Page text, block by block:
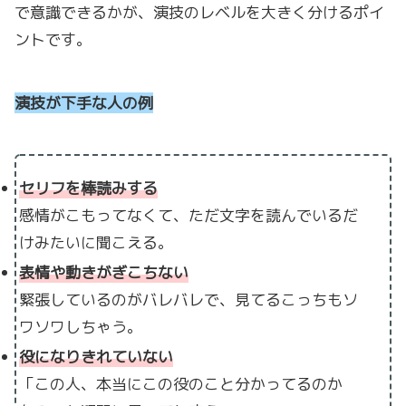
で意識できるかが、演技のレベルを大きく分けるポイ
ントです。
演技が下手な人の例
セリフを棒読みする
感情がこもってなくて、ただ文字を読んでいるだ
けみたいに聞こえる。
表情や動きがぎこちない
緊張しているのがバレバレで、見てるこっちもソ
ワソワしちゃう。
役になりきれていない
「この人、本当にこの役のこと分かってるのか